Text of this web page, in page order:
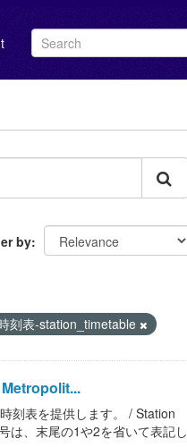
by
刻表-station_timetable
刻表を提供します。 / Station
は、末尾の1や2を省いて表記し